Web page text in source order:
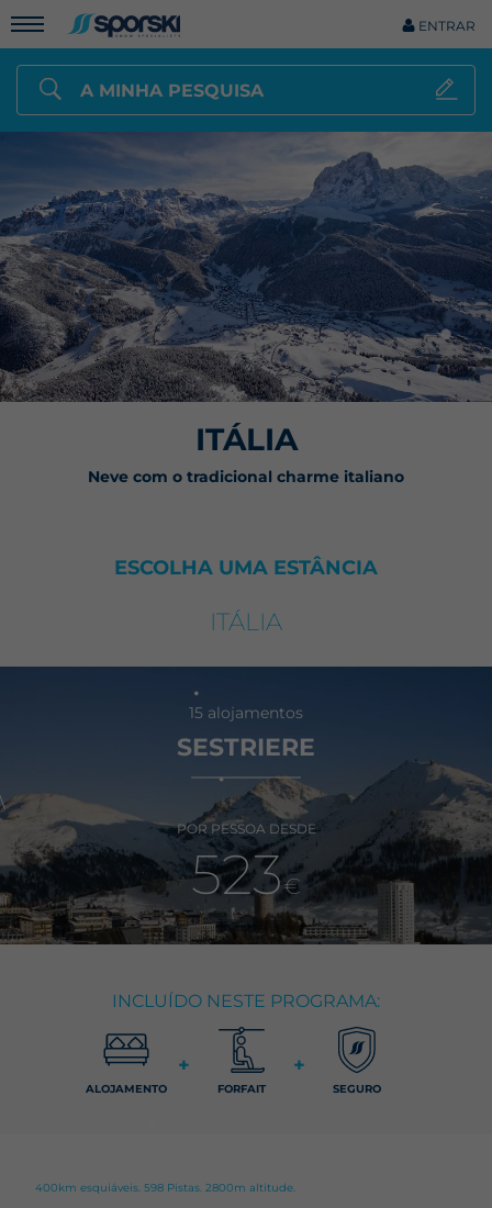
ENTRAR
A MINHA PESQUISA
ITÁLIA
Neve com o tradicional charme italiano
ESCOLHA UMA ESTÂNCIA
ITÁLIA
15 alojamentos
SESTRIERE
\
POR PESSOA DESDE
523€
INCLUÍDO NESTE PROGRAMA:
ALOJAMENTO
+
FORFAIT
+
SEGURO
400km esquiáveis. 598 Pistas. 2800m altitude.